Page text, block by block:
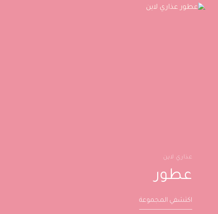
عذاري لاين
عطور
اكتشفي المجموعة